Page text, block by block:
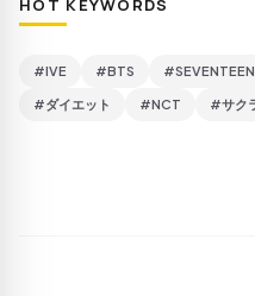
HOT KEYWORDS
#IVE #BTS #SEVENTEEN
#ダイエット #NCT #サク